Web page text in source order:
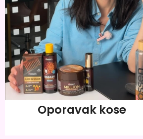
Oporavak kose